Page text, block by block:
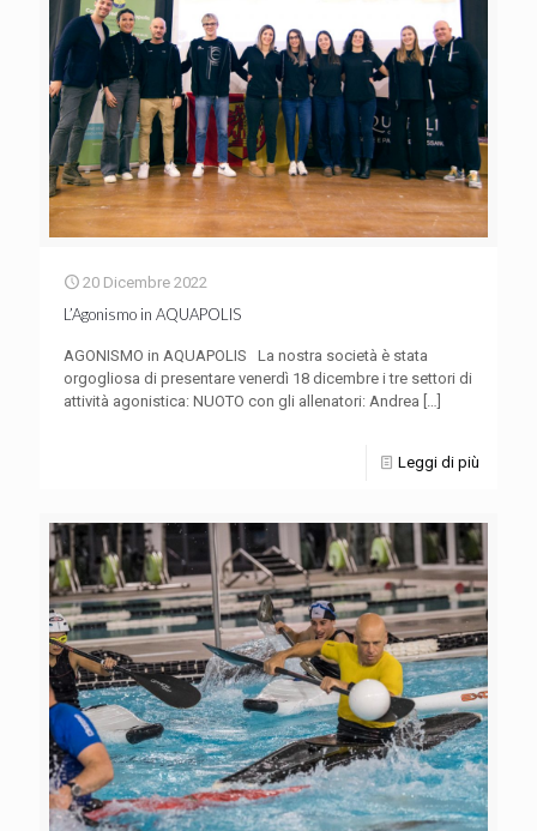
20 Dicembre 2022
L’Agonismo in AQUAPOLIS
AGONISMO in AQUAPOLIS La nostra società è stata
orgogliosa di presentare venerdì 18 dicembre i tre settori di
attività agonistica: NUOTO con gli allenatori: Andrea […]
Leggi di più